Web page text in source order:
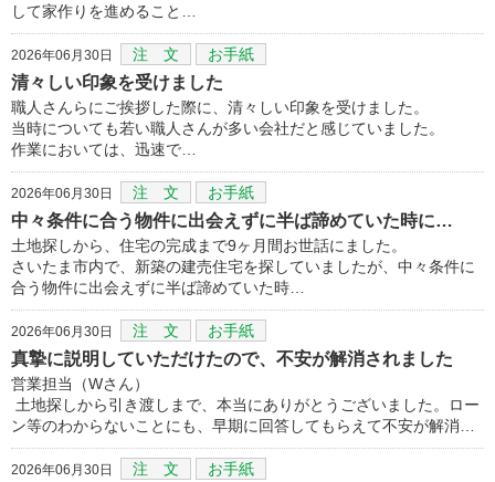
して家作りを進めること…
2026年06月30日 注 文 お手紙
清々しい印象を受けました
職人さんらにご挨拶した際に、清々しい印象を受けました。
当時についても若い職人さんが多い会社だと感じていました。
作業においては、迅速で…
2026年06月30日 注 文 お手紙
中々条件に合う物件に出会えずに半ば諦めていた時に…
土地探しから、住宅の完成まで9ヶ月間お世話にました。
さいたま市内で、新築の建売住宅を探していましたが、中々条件に
合う物件に出会えずに半ば諦めていた時…
2026年06月30日 注 文 お手紙
真摯に説明していただけたので、不安が解消されました
営業担当（Wさん）
土地探しから引き渡しまで、本当にありがとうございました。ロー
ン等のわからないことにも、早期に回答してもらえて不安が解消…
2026年06月30日 注 文 お手紙